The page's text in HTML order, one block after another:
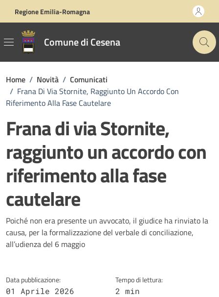
Regione Emilia-Romagna
Comune di Cesena
Home / Novità / Comunicati
/ Frana Di Via Stornite, Raggiunto Un Accordo Con
Riferimento Alla Fase Cautelare
Frana di via Stornite,
raggiunto un accordo con
riferimento alla fase
cautelare
Dettagli della notizia
Poiché non era presente un avvocato, il giudice ha rinviato la
causa, per la formalizzazione del verbale di conciliazione,
all’udienza del 6 maggio
Data pubblicazione:
01 Aprile 2026
Tempo di lettura:
2 min